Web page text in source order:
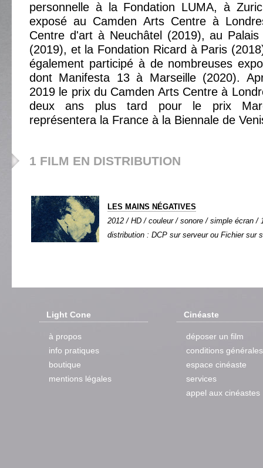
personnelle à la Fondation LUMA, à
exposé au Camden Arts Centre à
Centre d'art à Neuchâtel (2019), au
(2019), et la Fondation Ricard à Paris
également participé à de nombreuses
dont Manifesta 13 à Marseille (2020).
2019 le prix du Camden Arts Centre à
deux ans plus tard pour le prix
représentera la France à la Biennale de
1 FILM EN DISTRIBUTION
LES MAINS NÉGATIVES
2012 / HD / couleur / sonore / simple écran /
distribution : DCP sur serveur ou Fichier sur
Light Cone
à propos
info pratiques
boutique
mentions légales
Cinéaste
déposer un film
conditions générales
espace cinéaste
services
appel aux cinéastes